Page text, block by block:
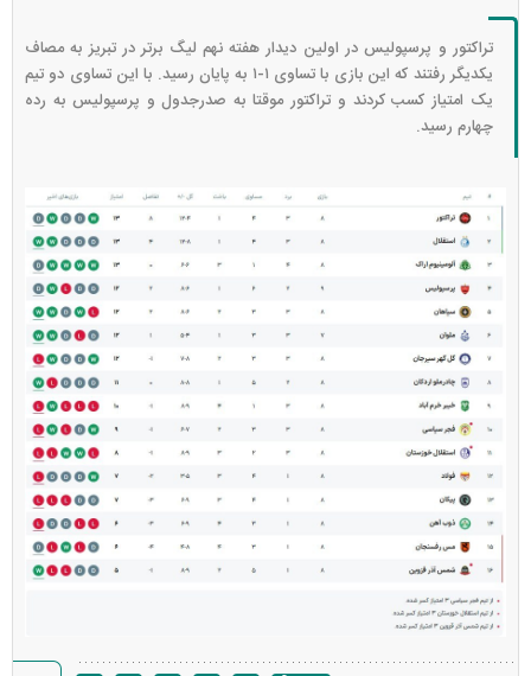
تراکتور و پرسپولیس در اولین دیدار هفته نهم لیگ برتر در تبریز به مصاف
یکدیگر رفتند که این بازی با تساوی ۱-۱ به پایان رسید. با این تساوی دو تیم
یک امتیاز کسب کردند و تراکتور موقتا به صدرجدول و پرسپولیس به رده
چهارم رسید.